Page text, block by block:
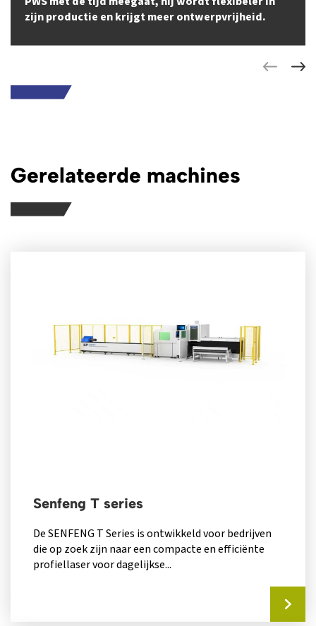
zijn productie en krijgt meer ontwerpvrijheid.
Gerelateerde machines
Senfeng T series
De SENFENG T Series is ontwikkeld voor bedrijven
die op zoek zijn naar een compacte en efficiënte
profiellaser voor dagelijkse...